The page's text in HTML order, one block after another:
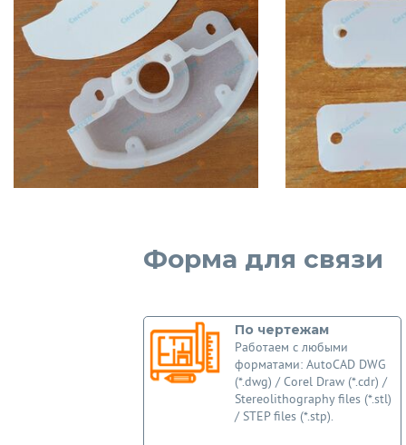
Форма для связи
По чертежам
Работаем с любыми
форматами: AutoCAD DWG
(*.dwg) / Corel Draw (*.cdr) /
Stereolithography files (*.stl)
/ STEP files (*.stp).